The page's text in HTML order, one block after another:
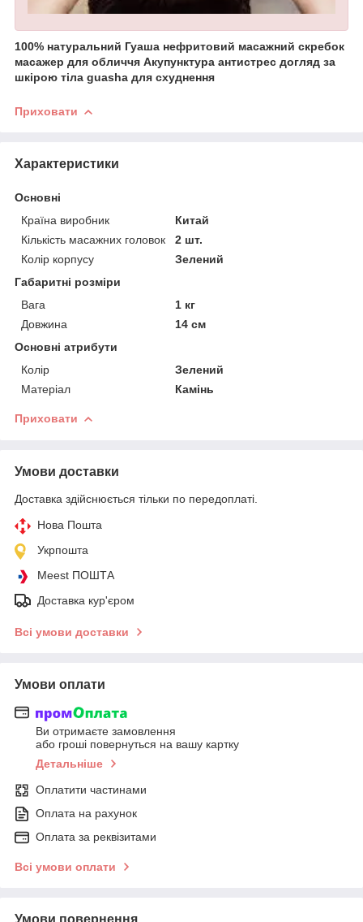
100% натуральний Гуаша нефритовий масажний скребок
масажер для обличчя Акупунктура антистрес догляд за
шкірою тіла guasha для схуднення
Приховати
Характеристики
Основні
Країна виробник
Китай
Кількість масажних головок
2 шт.
Колір корпусу
Зелений
Габаритні розміри
Вага
1 кг
Довжина
14 см
Основні атрибути
Колір
Зелений
Матеріал
Камінь
Приховати
Умови доставки
Доставка здійснюється тільки по передоплаті.
Нова Пошта
Укрпошта
Meest ПОШТА
Доставка кур'єром
Всі умови доставки
Умови оплати
Ви отримаєте замовлення
або гроші повернуться на вашу картку
Детальніше
Оплатити частинами
Оплата на рахунок
Оплата за реквізитами
Всі умови оплати